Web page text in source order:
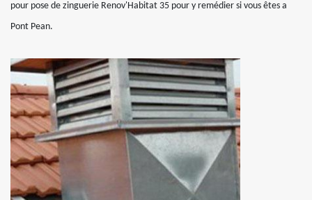
pour pose de zinguerie Renov'Habitat 35 pour y remédier si vous êtes a
Pont Pean.